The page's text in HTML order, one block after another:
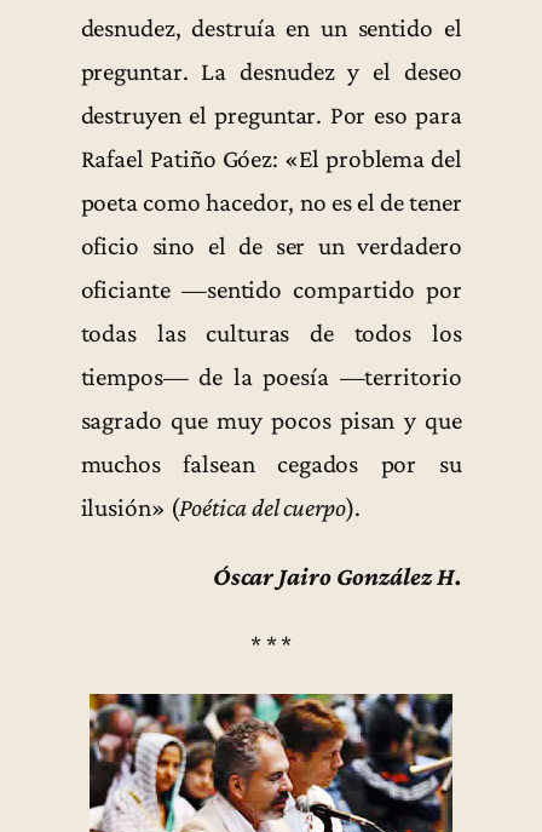
desnudez, destruía en un sentido el
preguntar. La desnudez y el deseo
destruyen el preguntar. Por eso para
Rafael Patiño Góez: «El problema del
poeta como hacedor, no es el de tener
oficio sino el de ser un verdadero
oficiante —sentido compartido por
todas las culturas de todos los
tiempos— de la poesía —territorio
sagrado que muy pocos pisan y que
muchos falsean cegados por su
ilusión» (Poética del cuerpo).
Óscar Jairo González H.
* * *